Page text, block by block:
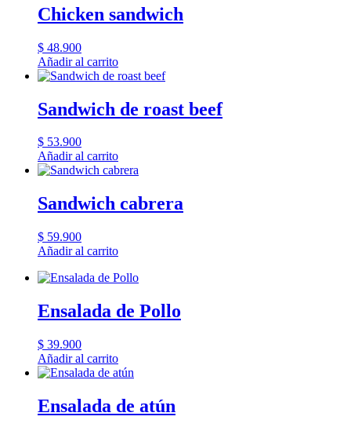
Chicken sandwich
$ 48.900
Añadir al carrito
Sandwich de roast beef
$ 53.900
Añadir al carrito
Sandwich cabrera
$ 59.900
Añadir al carrito
Ensalada de Pollo
$ 39.900
Añadir al carrito
Ensalada de atún